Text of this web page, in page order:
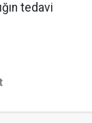
tedavi